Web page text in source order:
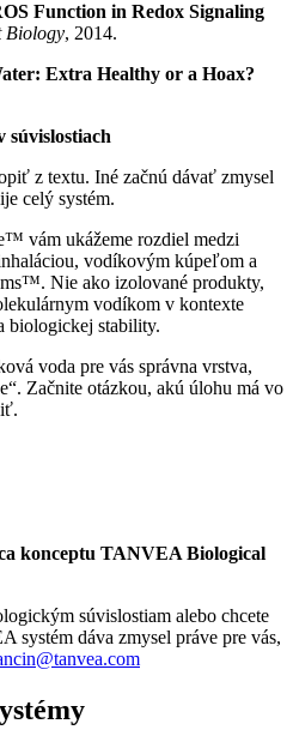
Function in Redox Signaling
Biology, 2014.
Extra Healthy or a Hoax?
súvislostiach
z textu. Iné začnú dávať zmysel
celý systém.
vám ukážeme rozdiel medzi
vodíkovým kúpeľom a
Nie ako izolované produkty,
vodíkom v kontexte
biologickej stability.
voda pre vás správna vrstva,
Začnite otázkou, akú úlohu má vo
konceptu TANVEA Biological
súvislostiam alebo chcete
dáva zmysel práve pre vás,